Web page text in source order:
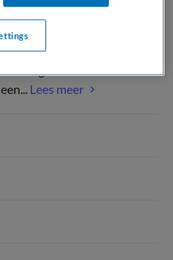
Dan kies je voor een
HagaZiekenhuis
Lees meer